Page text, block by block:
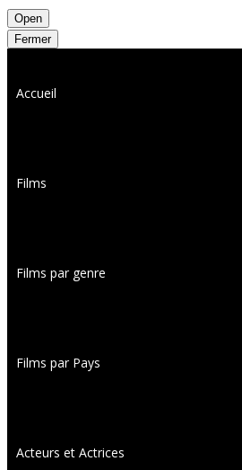
Open
Fermer
Accueil
Films
Films par genre
Films par Pays
Acteurs et Actrices